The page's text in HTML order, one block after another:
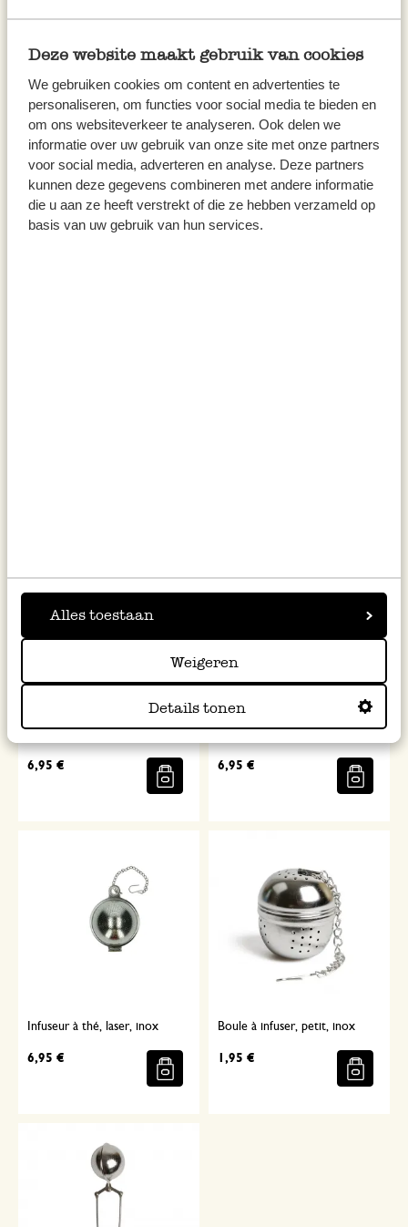
Deze website maakt gebruik van cookies
We gebruiken cookies om content en advertenties te
personaliseren, om functies voor social media te bieden en
om ons websiteverkeer te analyseren. Ook delen we
informatie over uw gebruik van onze site met onze partners
voor social media, adverteren en analyse. Deze partners
kunnen deze gegevens combineren met andere informatie
die u aan ze heeft verstrekt of die ze hebben verzameld op
basis van uw gebruik van hun services.
Alles toestaan
Weigeren
Details tonen
Boule à herbes, inox, Ø 7,5 cm
7,50 €
Passoire à thé avec poignées,
inox
6,95 €
Passoire à large bord, acier
6,95 €
Petite passoire à thé à bord
6,95 €
Infuseur à thé, laser, inox
6,95 €
Boule à infuser, petit, inox
1,95 €